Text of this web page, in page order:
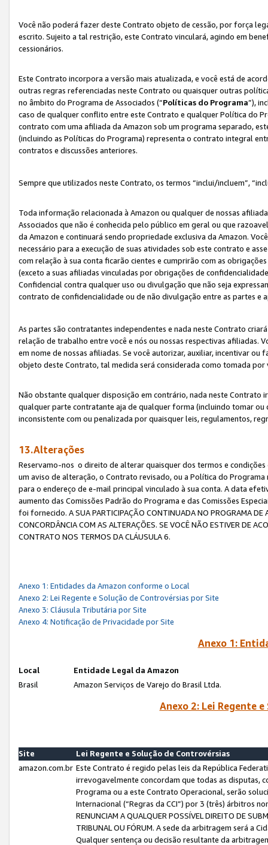
Você não poderá fazer deste Contrato objeto de cessão, por força
escrito. Sujeito a tal restrição, este Contrato vinculará, agindo em
cessionários.
Este Contrato incorpora a versão mais atualizada, e você está de
outras regras referenciadas neste Contrato ou quaisquer outras
no âmbito do Programa de Associados (“Políticas do Programa”),
caso de qualquer conflito entre este Contrato e qualquer Política do
contrato com uma afiliada da Amazon sob um programa separado,
(incluindo as Políticas do Programa) representa o contrato integral
contratos e discussões anteriores.
Sempre que utilizados neste Contrato, os termos “inclui/incluem”,
Toda informação relacionada à Amazon ou qualquer de nossas
Associados que não é conhecida pelo público em geral ou que
da Amazon e continuará sendo propriedade exclusiva da Amazon.
necessário para a execução de suas atividades sob este contrato e
com relação à sua conta ficarão cientes e cumprirão com as
(exceto a suas afiliadas vinculadas por obrigações de
Confidencial contra qualquer uso ou divulgação que não seja
contrato de confidencialidade ou de não divulgação entre as partes e
As partes são contratantes independentes e nada neste Contrato
relação de trabalho entre você e nós ou nossas respectivas afiliadas.
em nome de nossas afiliadas. Se você autorizar, auxiliar, incentivar
objeto deste Contrato, tal medida será considerada como tomada por
Não obstante qualquer disposição em contrário, nada neste
qualquer parte contratante aja de qualquer forma (incluindo tomar ou
inconsistente com ou penalizada por quaisquer leis, regulamentos,
13.Alterações
Reservamo-nos o direito de alterar quaisquer dos termos e
um aviso de alteração, o Contrato revisado, ou a Política do
para o endereço de e-mail principal vinculado à sua conta. A data
aumento das Comissões Padrão do Programa e das Comissões
foi fornecido. A SUA PARTICIPAÇÃO CONTINUADA NO PROGRAMA DE
CONCORDÂNCIA COM AS ALTERAÇÕES. SE VOCÊ NÃO ESTIVER DE
CONTRATO NOS TERMOS DA CLÁUSULA 6.
Anexo 1: Entidades da Amazon conforme o Local
Anexo 2: Lei Regente e Solução de Controvérsias por Site
Anexo 3: Cláusula Tributária por Site
Anexo 4: Notificação de Privacidade por Site
Anexo 1:
Local
Entidade Legal da Amazon
Brasil
Amazon Serviços de Varejo do Brasil Ltda.
Anexo 2: Lei Regente
Site
Lei Regente e Solução de Controvérsias
amazon.com.br Este Contrato é regido pelas leis da República
irrevogavelmente concordam que todas as disputas,
Programa ou a este Contrato Operacional, serão
Internacional (“Regras da CCI”) por 3 (três) árbitros
RENUNCIAM A QUALQUER POSSÍVEL DIREITO DE
TRIBUNAL OU FÓRUM. A sede da arbitragem será a
Qualquer sentença ou decisão resultante da